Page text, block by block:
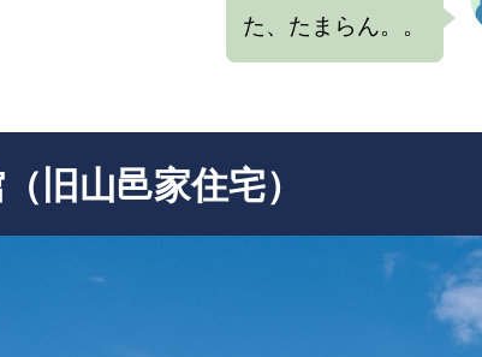
た、たまらん。。
旧山邑家住宅）